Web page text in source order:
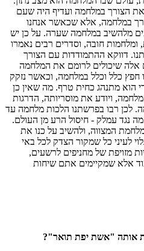
הצורך במלחמה ועדיף היה שעם
במלחמה, אלא שכאשר אנחנו
מלהשיב במלחמה שערה. על כן יש
חובה, וסדרים רבים נאמרו
דווקא ההתמודדות עם הצורך
אלה שיכולים לרומם את המלחמה
חפץ כלל וכלל במלחמה, וכאשר נזקק
הוא מתנהג כחית טרף. מה שאין כן
ויודע את מוסריותה, הדרגות
לכן רבו בפרשתנו הלכות מלחמה עד
נגד עמלק - חיסול הרע מן העולם.
המצווה, ולהשיב על כנו את
לעיני כל שמקור הצדק לכל באי
מזויפת של מחניפים לרשעים,
אלא שמקיימים אתם שיחות
אותה "אשת יפת תואר"?